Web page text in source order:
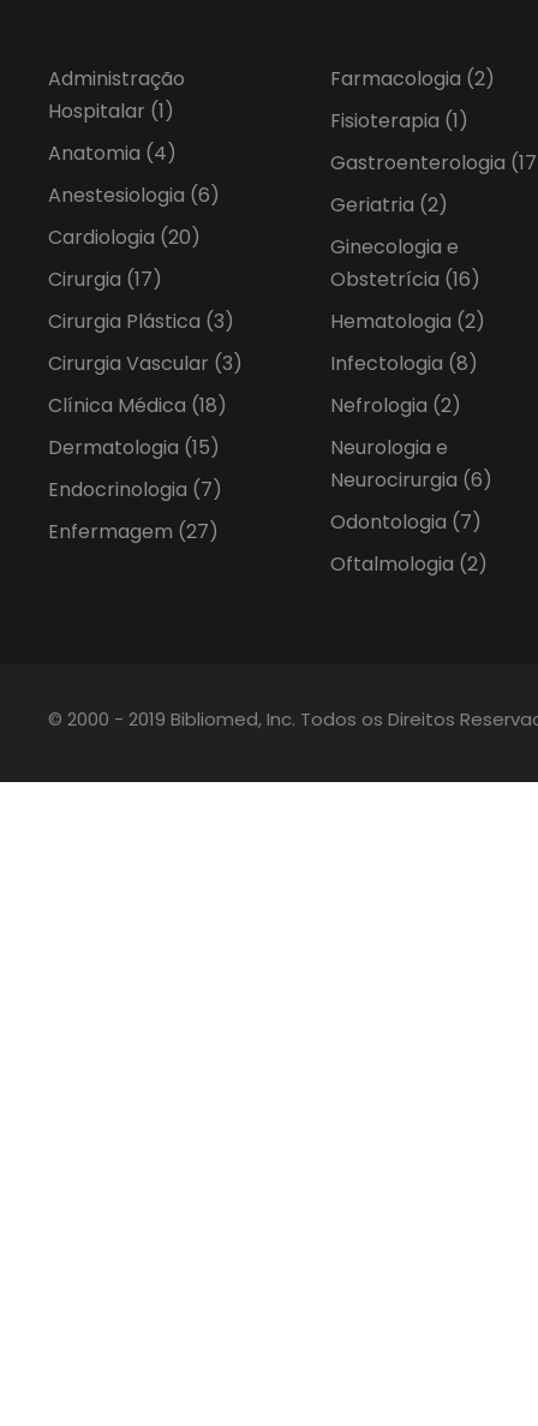
Administração
Hospitalar (1)
Anatomia (4)
Anestesiologia (6)
Cardiologia (20)
Cirurgia (17)
Cirurgia Plástica (3)
Cirurgia Vascular (3)
Clínica Médica (18)
Dermatologia (15)
Endocrinologia (7)
Enfermagem (27)
Farmacologia (2)
Fisioterapia (1)
Gastroenterologia
Geriatria (2)
Ginecologia e
Obstetrícia (16)
Hematologia (2)
Infectologia (8)
Nefrologia (2)
Neurologia e
Neurocirurgia (6)
Odontologia (7)
Oftalmologia (2)
© 2000 - 2019 Bibliomed, Inc. Todos os Direitos